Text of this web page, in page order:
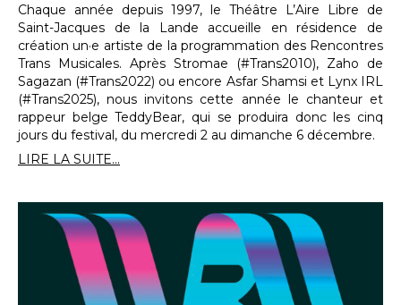
Chaque année depuis 1997, le Théâtre L’Aire Libre de
Saint-Jacques de la Lande accueille en résidence de
création un·e artiste de la programmation des Rencontres
Trans Musicales. Après Stromae (#Trans2010), Zaho de
Sagazan (#Trans2022) ou encore Asfar Shamsi et Lynx IRL
(#Trans2025), nous invitons cette année le chanteur et
rappeur belge TeddyBear, qui se produira donc les cinq
jours du festival, du mercredi 2 au dimanche 6 décembre.
LIRE LA SUITE...